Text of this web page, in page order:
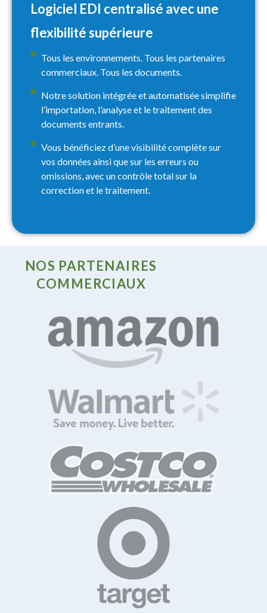
Logiciel EDI centralisé avec une
flexibilité supérieure
Tous les environnements. Tous les partenaires
commerciaux. Tous les documents.
Notre solution intégrée et automatisée simplifie
l’importation, l’analyse et le traitement des
documents entrants.
Vous bénéficiez d’une visibilité complète sur
vos données ainsi que sur les erreurs ou
omissions, avec un contrôle total sur la
correction et le traitement.
NOS PARTENAIRES
COMMERCIAUX